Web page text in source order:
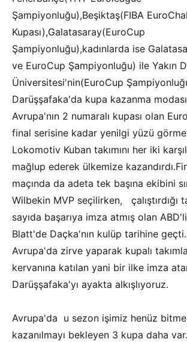
Şampiyonluğu),Beşiktaş(FIBA
Kupası),Galatasaray(EuroCup
Şampiyonluğu),kadınlarda ise
ve EuroCup Şampiyonluğu) ile Yakın
Üniversitesi'nin(EuroCup
Darüşşafaka'da kupa kazanma
Avrupa'nın 2 numaralı kupası olan
final serisine kadar yenilgi yüzü
Lokomotiv Kuban takımını her iki
mağlup ederek ülkemize
maçında da adeta tek başına ekibini
Wilbekin MVP seçilirken, çalıştırdığı
sayıda başarıya imza atmış olan
Blatt'de Daçka'nın kulüp tarihine
Avrupa'da zirve yaparak kupalı
kervanına katılan yani bir ilke imza
Darüşşafaka'yı ayakta alkışlıyoruz.
Avrupa'da u sezon işimiz henüz
kazanılmayı bekleyen 3 kupa daha